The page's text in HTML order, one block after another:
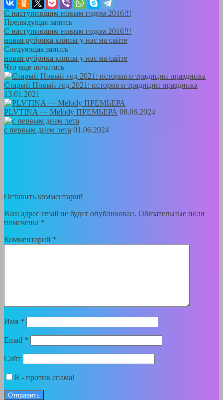
С наступившим новым годом 2016!!!
Предыдущая запись
С наступившим новым годом 2016!!!
новая рубрика клипы у нас на сайте
Следующая запись
новая рубрика клипы у нас на сайте
Что еще почитать
Старый Новый год 2021: история и традиции праздника
13.01.2021
PLVTINA — Melody ПРЕМЬЕРА 08.06.2024
с первым днем лета 01.06.2024
Оставить комментарий
Ваш адрес email не будет опубликован. Обязательные поля
помечены *
Комментарий *
Имя *
Email *
Сайт
Я - против спама!